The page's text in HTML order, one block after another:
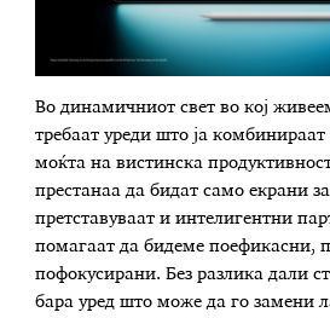
Во динамичниот свет во кој
требаат уреди што ја
моќта на вистинска
престанаа да бидат само екрани
претставуваат и интелигентни
помагаат да бидеме поефикасни,
пофокусирани. Без разлика дали
бара уред што може да го замени